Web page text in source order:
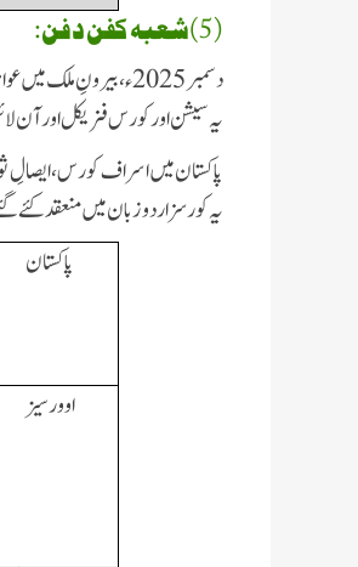
(5)شعبہ کفن دفن:
دسمبر 2025ء، بیرونِ
یہ سیشن اور کورس فزیکل اور آن
پاکستان میں اسراف کورس
یہ کورسز اردو زبان میں منعقد کئے
پاکستان
اوورسیز